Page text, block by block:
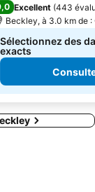
Excellent (443
Beckley, à 3.0 km de
Sélectionnez des
exacts